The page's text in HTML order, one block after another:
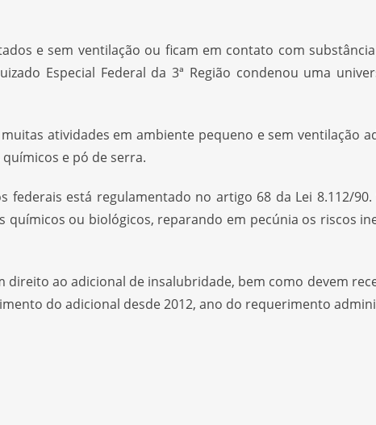
e sem ventilação ou ficam em contato com
Especial Federal da 3ª Região condenou uma
atividades em ambiente pequeno e sem ventilação
e pó de serra.
está regulamentado no artigo 68 da Lei 8.112/
químicos ou biológicos, reparando em pecúnia os riscos
ao adicional de insalubridade, bem como devem
do adicional desde 2012, ano do requerimento